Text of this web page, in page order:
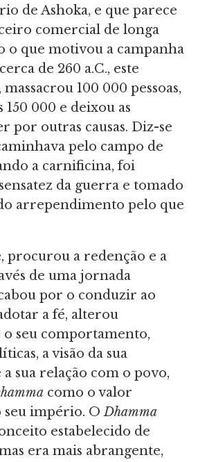
de Ashoka, e que parece
comercial de longa
o que motivou a campanha
de 260 a.C., este
100 000 pessoas,
000 e deixou as
por outras causas. Diz-se
pelo campo de
a carnificina, foi
da guerra e tomado
arrependimento pelo que
procurou a redenção e a
de uma jornada
por o conduzir ao
a fé, alterou
seu comportamento,
a visão da sua
sua relação com o povo,
como o valor
seu império. ODhamma
estabelecido de
era mais abrangente,